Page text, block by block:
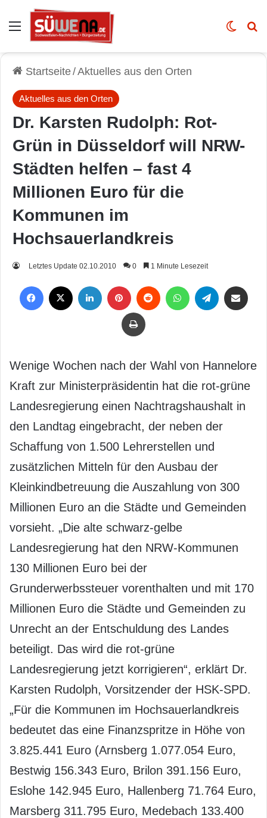
Auswahl Skin
Startseite/Aktuelles aus den Orten
Aktuelles aus den Orten
Dr. Karsten Rudolph: Rot-
Grün in Düsseldorf will NRW-
Städten helfen – fast 4
Millionen Euro für die
Kommunen im
Hochsauerlandkreis
Letztes Update 02.10.2010 0 1 Minute Lesezeit
Drucken
Wenige Wochen nach der Wahl von Hannelore
Kraft zur Ministerpräsidentin hat die rot-grüne
Landesregierung einen Nachtragshaushalt in
den Landtag eingebracht, der neben der
Schaffung von 1.500 Lehrerstellen und
zusätzlichen Mitteln für den Ausbau der
Kleinkindbetreuung die Auszahlung von 300
Millionen Euro an die Städte und Gemeinden
vorsieht. „Die alte schwarz-gelbe
Landesregierung hat den NRW-Kommunen
130 Millionen Euro bei der
Grunderwerbssteuer vorenthalten und mit 170
Millionen Euro die Städte und Gemeinden zu
Unrecht an der Entschuldung des Landes
beteiligt. Das wird die rot-grüne
Landesregierung jetzt korrigieren“, erklärt Dr.
Karsten Rudolph, Vorsitzender der HSK-SPD.
„Für die Kommunen im Hochsauerlandkreis
bedeutet das eine Finanzspritze in Höhe von
3.825.441 Euro (Arnsberg 1.077.054 Euro,
Bestwig 156.343 Euro, Brilon 391.156 Euro,
Eslohe 142.945 Euro, Hallenberg 71.764 Euro,
Marsberg 311.795 Euro, Medebach 133.400